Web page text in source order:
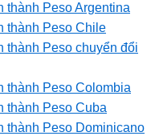
thành Peso Argentina
thành Peso Chile
thành Peso chuyển đổi
thành Peso Colombia
thành Peso Cuba
thành Peso Dominicano